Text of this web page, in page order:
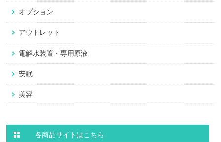
オプション
アウトレット
電解水装置・専用原液
安眠
美容
各商品サイトはこちら